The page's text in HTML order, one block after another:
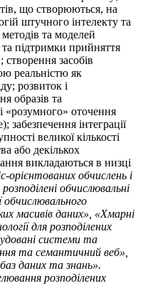
що створюються, на
штучного інтелекту та
та моделей
та підтримки прийняття
створення засобів
реальністю як
розвиток і
образів та
«розумного» оточення
забезпечення інтеграції
великої кількості
або декількох
викладаються в низці
орієнтованих обчислень і
обчислювальні
масивів даних», «Хмарні
для розподілених
системи та
та семантичний веб»,
баз даних та знань».
розподілених